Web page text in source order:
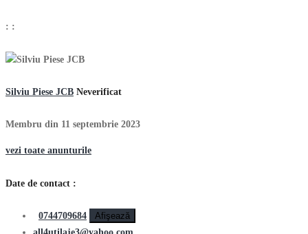
: :
Silviu Piese JCB Neverificat
Membru din 11 septembrie 2023
vezi toate anunturile
Date de contact :
0744709684
Afişează